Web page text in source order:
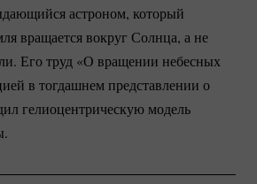
астроном, который
вращается вокруг Солнца, а не
Его труд «О вращении небесных
в тогдашнем представлении о
гелиоцентрическую модель